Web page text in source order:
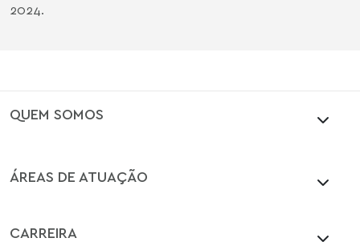
2024.
QUEM SOMOS
ÁREAS DE ATUAÇÃO
CARREIRA